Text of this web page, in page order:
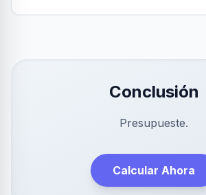
Conclusión
Presupueste.
Calcular Ahora